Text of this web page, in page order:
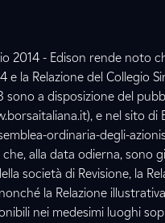
2014 - Edison rende noto
e la Relazione del Collegio
sono a disposizione del
e nel sito
ordinaria-degli-
alla data odierna, sono
società di Revisione, la
la Relazione
nei medesimi luoghi